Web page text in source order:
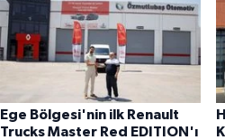
Ege Bölgesi'nin ilk Renault
Trucks Master Red EDITION'ı